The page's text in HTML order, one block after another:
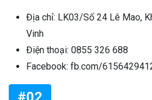
Địa chỉ: LK03/Số 24 Lê Mao,
Vinh
Điện thoại: 0855 326 688
Facebook: fb.com/